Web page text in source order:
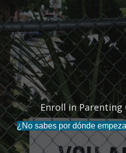
Enroll in Parenting
¿No sabes por dónde